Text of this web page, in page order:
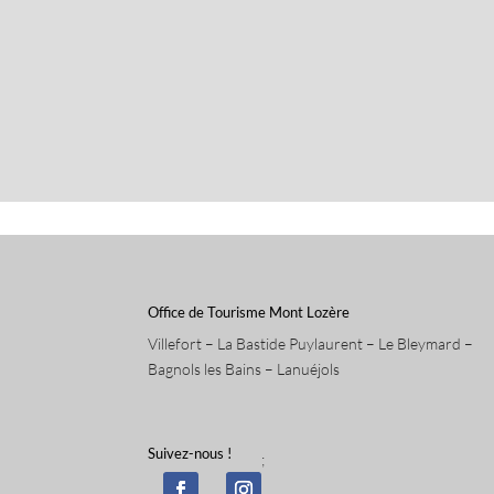
Office de Tourisme Mont Lozère
Villefort – La Bastide Puylaurent – Le Bleymard –
Bagnols les Bains – Lanuéjols
Suivez-nous ! ;